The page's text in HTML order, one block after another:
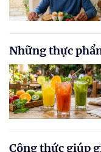
Những thực
Công thức giúp